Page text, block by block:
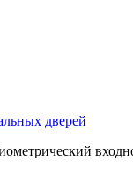
дверей